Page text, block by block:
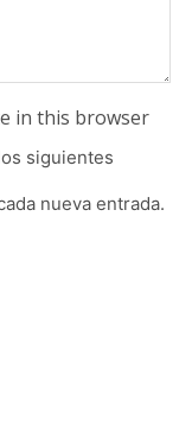
in this browser
siguientes
nueva entrada.